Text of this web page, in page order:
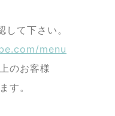
て下さい。
menu
のお客様
す。